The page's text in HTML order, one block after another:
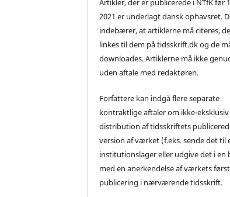
2021 er underlagt dansk ophavsret.
indebærer, at artiklerne må citeres,
linkes til dem på tidsskrift.dk og de
downloades. Artiklerne må ikke
uden aftale med redaktøren.
Forfattere kan indgå flere separate
kontraktlige aftaler om ikke-eksklusiv
distribution af tidsskriftets
version af værket (f.eks. sende det til
institutionslager eller udgive det i en
med en anerkendelse af værkets
publicering i nærværende tidsskrift.